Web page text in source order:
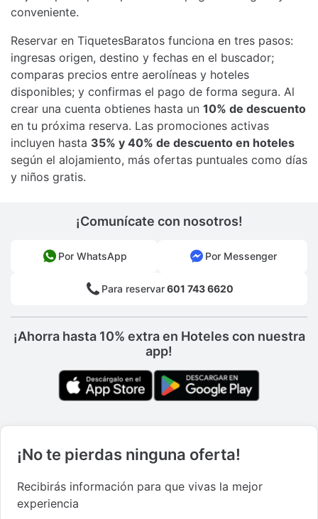
conveniente.
Reservar en TiquetesBaratos funciona en tres pasos:
ingresas origen, destino y fechas en el buscador;
comparas precios entre aerolíneas y hoteles
disponibles; y confirmas el pago de forma segura. Al
crear una cuenta obtienes hasta un 10% de descuento
en tu próxima reserva. Las promociones activas
incluyen hasta 35% y 40% de descuento en hoteles
según el alojamiento, más ofertas puntuales como días
y niños gratis.
¡Comunícate con nosotros!
Por WhatsApp Por Messenger
Para reservar601 743 6620
¡Ahorra hasta 10% extra en Hoteles con nuestra
app!
¡No te pierdas ninguna oferta!
Recibirás información para que vivas la mejor
experiencia